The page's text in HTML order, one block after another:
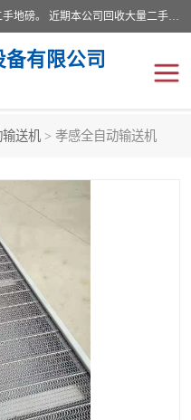
本公司常年出售回收二手地磅，回收出售二手地磅。 近期本公司回收大量二手地磅，型号齐全，宽度从2米到3.5米，长度5米到25米，承重吨位从10到200吨，成色7—9成新。 ? 使用年限6个月至2年，产品来源于个人闲置品，工矿企业停用品，因小换大而来。 精准度和新的一样， 二手地磅是内行人的选择，打个电话就省钱朋友您好等什么
有限公司
送机 > 孝感全自动输送机
废纸打包机
食品烘干机
输送机
全自动输送机
食品螺旋塔